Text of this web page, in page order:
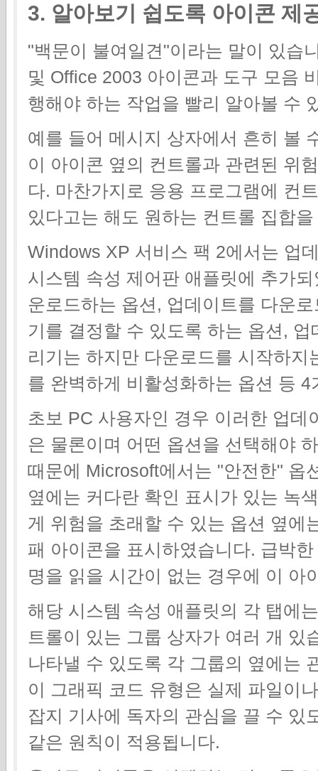
3. 알아보기 쉽도록 아이콘 제
"백문이 불여일견"이라는 말이 있습
및 Office 2003 아이콘과 도구 모음
행해야 하는 작업을 빨리 알아볼 수
예를 들어 메시지 상자에서 흔히 볼
이 아이콘 옆의 컨트롤과 관련된 위
다. 마찬가지로 응용 프로그램에 컨
있다고는 해도 원하는 컨트롤 집합
Windows XP 서비스 팩 2에서는 업
시스템 속성 제어판 애플릿에 추가
운로드하는 옵션, 업데이트를 다운
기를 결정할 수 있도록 하는 옵션,
리기는 하지만 다운로드를 시작하
를 완벽하게 비활성화하는 옵션 등
초보 PC 사용자인 경우 이러한 업
은 물론이며 어떤 옵션을 선택해야
때문에 Microsoft에서는 "안전한" 옵
옆에는 커다란 확인 표시가 있는 녹
게 위험을 초래할 수 있는 옵션 옆에
패 아이콘을 표시하였습니다. 급박
명을 읽을 시간이 없는 경우에 이 아
해당 시스템 속성 애플릿의 각 탭에
트롤이 있는 그룹 상자가 여러 개 있
나타낼 수 있도록 각 그룹의 옆에는
이 그래픽 코드 유형은 실제 파일이
잡지 기사에 독자의 관심을 끌 수 있
같은 원칙이 적용됩니다.